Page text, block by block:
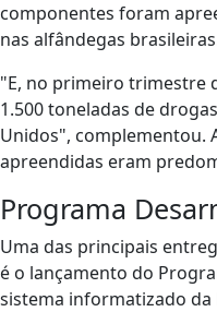
componentes foram
nas alfândegas
"E, no primeiro trimestre
1.500 toneladas de
Unidos", complementou.
apreendidas eram
Programa
Uma das principais
é o lançamento do
sistema informatizado da